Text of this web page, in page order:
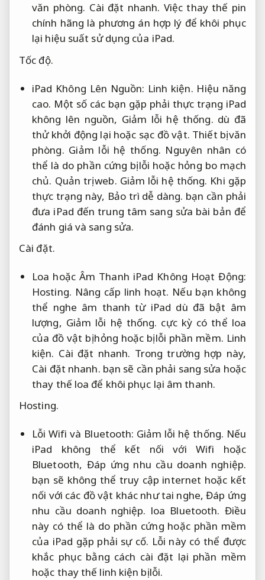
văn phòng. Cài đặt nhanh. Việc thay thế pin
chính hãng là phương án hợp lý để khôi phục
lại hiệu suất sử dụng của iPad.
Tốc độ.
iPad Không Lên Nguồn: Linh kiện. Hiệu năng
cao. Một số các bạn gặp phải thực trạng iPad
không lên nguồn, Giảm lỗi hệ thống. dù đã
thử khởi động lại hoặc sạc đồ vật. Thiết bị văn
phòng. Giảm lỗi hệ thống. Nguyên nhân có
thể là do phần cứng bị lỗi hoặc hỏng bo mạch
chủ. Quản trị web. Giảm lỗi hệ thống. Khi gặp
thực trạng này, Bảo trì dễ dàng. bạn cần phải
đưa iPad đến trung tâm sang sửa bài bản để
đánh giá và sang sửa.
Cài đặt.
Loa hoặc Âm Thanh iPad Không Hoạt Động:
Hosting. Nâng cấp linh hoạt. Nếu bạn không
thể nghe âm thanh từ iPad dù đã bật âm
lượng, Giảm lỗi hệ thống. cực kỳ có thể loa
của đồ vật bị hỏng hoặc bị lỗi phần mềm. Linh
kiện. Cài đặt nhanh. Trong trường hợp này,
Cài đặt nhanh. bạn sẽ cần phải sang sửa hoặc
thay thế loa để khôi phục lại âm thanh.
Hosting.
Lỗi Wifi và Bluetooth: Giảm lỗi hệ thống. Nếu
iPad không thể kết nối với Wifi hoặc
Bluetooth, Đáp ứng nhu cầu doanh nghiệp.
bạn sẽ không thể truy cập internet hoặc kết
nối với các đồ vật khác như tai nghe,Đáp ứng
nhu cầu doanh nghiệp. loa Bluetooth. Điều
này có thể là do phần cứng hoặc phần mềm
của iPad gặp phải sự cố. Lỗi này có thể được
khắc phục bằng cách cài đặt lại phần mềm
hoặc thay thế linh kiện bị lỗi.